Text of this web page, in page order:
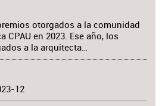
otorgados a la comunidad
CPAU en 2023. Ese año, los
a la arquitecta…
12